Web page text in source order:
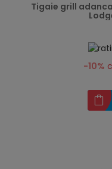
Tigaie grill
-10%